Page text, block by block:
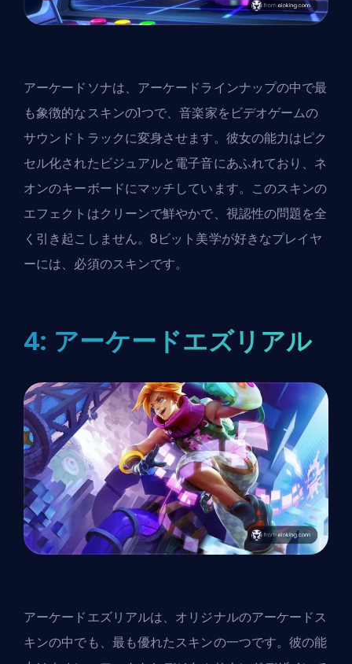
アーケードソナは、アーケードラインナップの中で最
も象徴的なスキンの1つで、音楽家をビデオゲームの
サウンドトラックに変身させます。彼女の能力はピク
セル化されたビジュアルと電子音にあふれており、ネ
オンのキーボードにマッチしています。このスキンの
エフェクトはクリーンで鮮やかで、視認性の問題を全
く引き起こしません。8ビット美学が好きなプレイヤ
ーには、必須のスキンです。
4: アーケードエズリアル
アーケードエズリアルは、オリジナルのアーケードス
キンの中でも、最も優れたスキンの一つです。彼の能